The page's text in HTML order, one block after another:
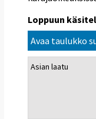
Loppuun
Avaa taulukko
Asian laatu